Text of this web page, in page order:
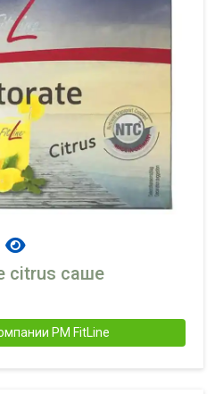
citrus саше
PM FitLine